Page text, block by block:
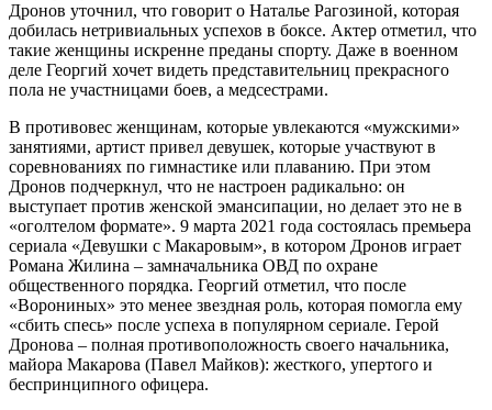
Дронов уточнил, что говорит о Наталье Рагозиной, которая
добилась нетривиальных успехов в боксе. Актер отметил, что
такие женщины искренне преданы спорту. Даже в военном
деле Георгий хочет видеть представительниц прекрасного
пола не участницами боев, а медсестрами.
В противовес женщинам, которые увлекаются «мужскими»
занятиями, артист привел девушек, которые участвуют в
соревнованиях по гимнастике или плаванию. При этом
Дронов подчеркнул, что не настроен радикально: он
выступает против женской эмансипации, но делает это не в
«оголтелом формате». 9 марта 2021 года состоялась премьера
сериала «Девушки с Макаровым», в котором Дронов играет
Романа Жилина – замначальника ОВД по охране
общественного порядка. Георгий отметил, что после
«Ворониных» это менее звездная роль, которая помогла ему
«сбить спесь» после успеха в популярном сериале. Герой
Дронова – полная противоположность своего начальника,
майора Макарова (Павел Майков): жесткого, упертого и
беспринципного офицера.